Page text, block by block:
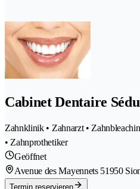
Cabinet Dentaire
Zahnklinik • Zahnarzt •
• Zahnprothetiker
Geöffnet
Avenue des Mayennets 51950
Termin reservieren